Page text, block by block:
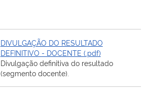
DIVULGAÇÃO DO RESULTADO
DEFINITIVO - DOCENTE (.pdf)
Divulgação definitiva do resultado
(segmento docente).